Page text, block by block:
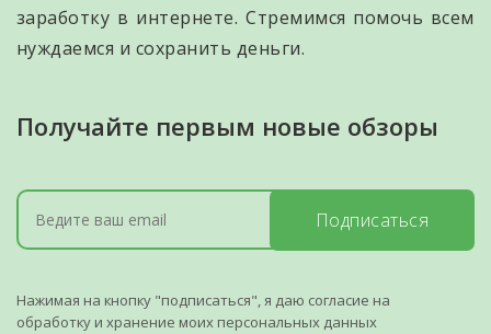
заработку в интернете. Стремимся помочь всем
нуждаемся и сохранить деньги.
Получайте первым новые обзоры
Подписаться
Нажимая на кнопку "подписаться", я даю согласие на
обработку и хранение моих персональных данных